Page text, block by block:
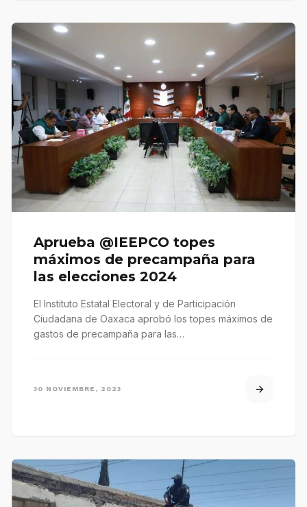
Aprueba @IEEPCO topes
máximos de precampaña para
las elecciones 2024
El Instituto Estatal Electoral y de Participación
Ciudadana de Oaxaca aprobó los topes máximos de
gastos de precampaña para las…
30 NOVIEMBRE, 2023